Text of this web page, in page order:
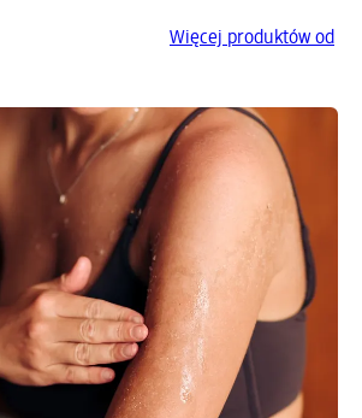
Więcej produktów od